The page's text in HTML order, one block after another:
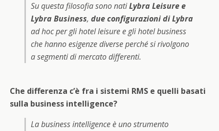
Su questa filosofia sono natiLybra Leisure e
Lybra Business, due configurazioni di Lybra
ad hoc per gli hotel leisure e gli hotel business
che hanno esigenze diverse perché si rivolgono
a segmenti di mercato differenti.
Che differenza c’è fra i sistemi RMS e quelli basati
sulla business intelligence?
La business intelligence è uno strumento